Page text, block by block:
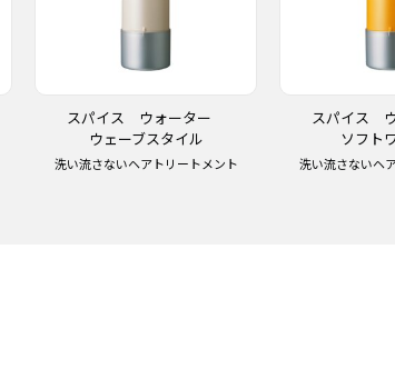
スパイス ウォーター
ウェーブスタイル
洗い流さないヘアトリートメント
スパイス
ソフト
洗い流さないヘ